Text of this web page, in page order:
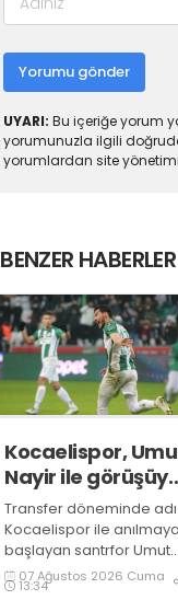
Yorumu gönder
UYARI: Bu içeriğe yorum
yorumunuzla ilgili
yorumlardan site
BENZER HABERLER
Kocaelispor,
Nayir ile
mu?
Transfer döneminde adı
Kocaelispor ile anılmaya
başlayan santrfor Umut
Nayir için ortaya atılan
iddiaların gerçeği
07 Ağustos 2026 Cuma
13:34